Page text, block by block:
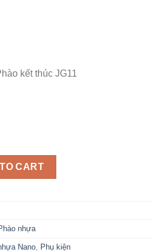
kết thúc JG11
CART
nhựa
Nano Phụ kiện